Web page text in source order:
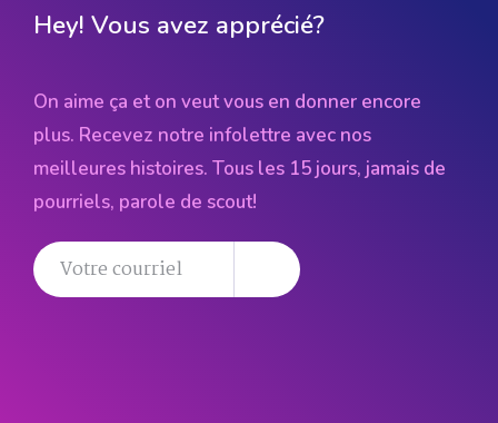
Hey! Vous avez apprécié?
On aime ça et on veut vous en donner encore
plus. Recevez notre infolettre avec nos
meilleures histoires. Tous les 15 jours, jamais de
pourriels, parole de scout!